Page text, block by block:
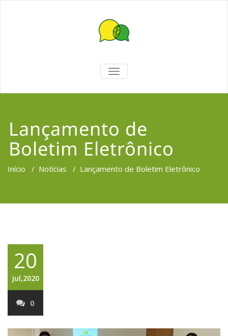
TOGGLE
NAVIGATION
Lançamento de
Boletim Eletrônico
Início / Notícias / Lançamento de Boletim Eletrônico
20
jul,2020
0